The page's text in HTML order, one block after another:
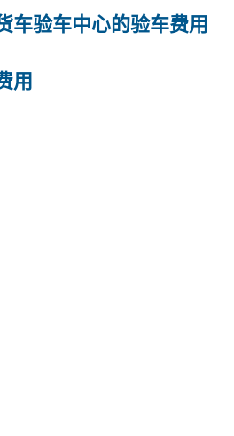
车验车中心的验车费用
用